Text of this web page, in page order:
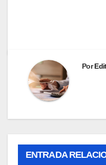
Por
ENTRADA